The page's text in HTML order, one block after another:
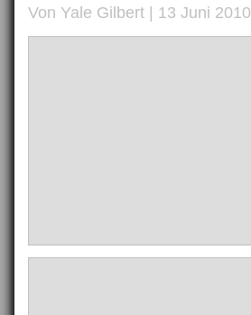
Von Yale Gilbert | 13 Juni 2010